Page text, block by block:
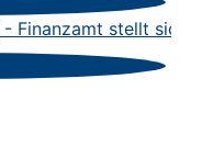
Finanzamt stellt sich